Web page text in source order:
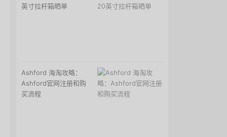
英寸拉杆箱晒单
Ashford 海淘攻略：
Ashford官网注册和购
买流程